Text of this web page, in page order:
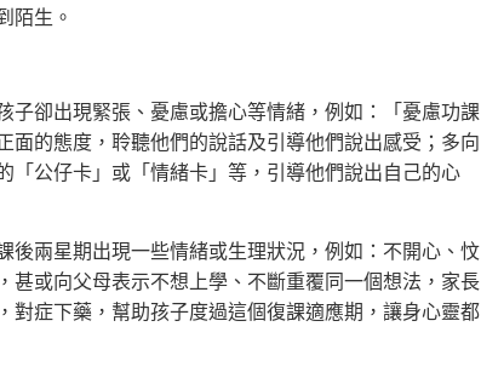
陌生。
子卻出現緊張、憂慮或擔心等情緒，例如：「憂慮功課
的態度，聆聽他們的說話及引導他們說出感受；多向
「公仔卡」或「情緒卡」等，引導他們說出自己的心
後兩星期出現一些情緒或生理狀況，例如：不開心、忟
甚或向父母表示不想上學、不斷重覆同一個想法，家長
對症下藥，幫助孩子度過這個復課適應期，讓身心靈都